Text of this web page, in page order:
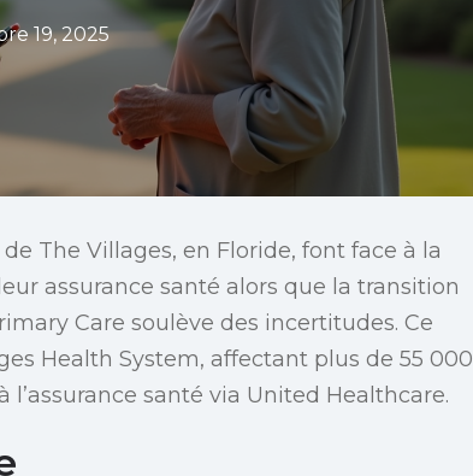
19, 2025
The Villages, en Floride, font face à la
assurance santé alors que la transition
Care soulève des incertitudes. Ce
Health System, affectant plus de 55 000
santé via United Healthcare.